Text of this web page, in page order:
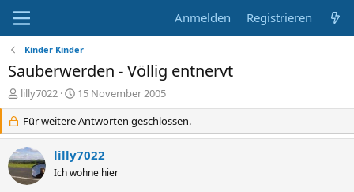
Anmelden Registrieren
Kinder Kinder
Sauberwerden - Völlig entnervt
E
r
s
t
e
l
l
lilly7022
E
r
s
t
e
l
l
15 November 2005
Für weitere Antworten geschlossen.
lilly7022
Ich wohne hier